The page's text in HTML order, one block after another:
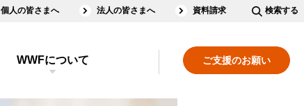
個人の皆さまへ 法人の皆さまへ 資料請求 検索する
ご支援のお願い
WWFについて